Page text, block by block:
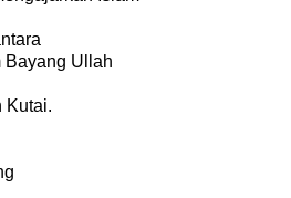
Bayang Ullah
Kutai.